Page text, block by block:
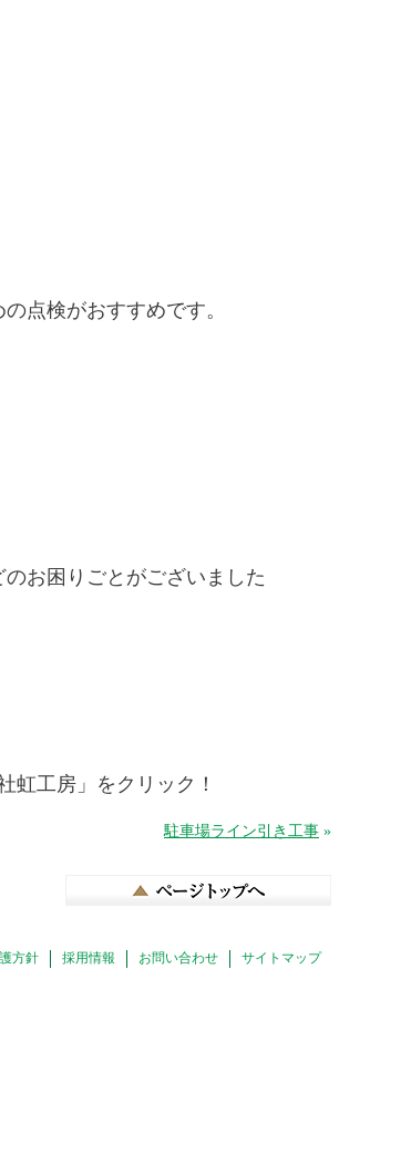
点検がおすすめです。
お困りごとがございました
虹工房」をクリック！
駐車場ライン引き工事 »
方針 採用情報 お問い合わせ サイトマップ